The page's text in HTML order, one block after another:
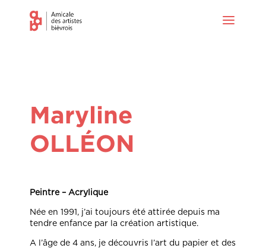
Maryline
OLLÉON
Peintre – Acrylique
Née en 1991, j’ai toujours été attirée depuis ma
tendre enfance par la création artistique.
A l’âge de 4 ans, je découvris l’art du papier et des